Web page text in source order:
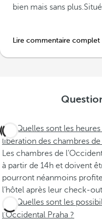
bien mais sans
Lire commentaire complet
Quelles sont les
libération des chambres de
Les chambres de
à partir de 14h et doivent
pourront néanmoins
l’hôtel après leur check-
Quelles sont les
l’Occidental Praha ?